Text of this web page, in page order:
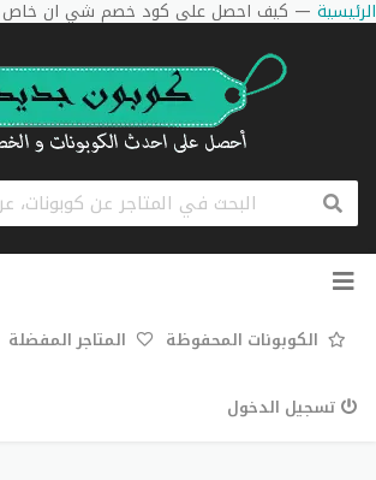
الرئيسية — كيف احصل على كود خصم شي ان خاص
تخطي
الكوبونات المحفوظة المتاجر المفضلة
تسجيل الدخول